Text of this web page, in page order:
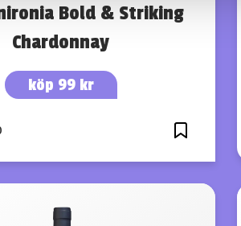
Bold & Striking
Chardonnay
köp 99 kr